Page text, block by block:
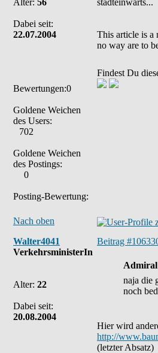
Alter: 56
Dabei seit:
22.07.2004
Bewertungen:0
Goldene Weichen
des Users:
702
Goldene Weichen
des Postings:
0
Posting-Bewertung:
stadteinwärts...
This article is a
no way are to
Findest Du
Nach oben
Walter4041
VerkehrsministerIn
Alter: 22
Dabei seit:
20.08.2004
Beitrag
naja die
noch
Hier wird
http://
(letzter Absatz)